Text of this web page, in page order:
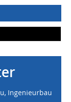
Ingenieurbau